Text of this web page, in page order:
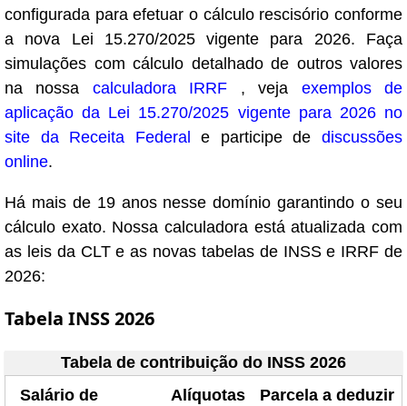
configurada para efetuar o cálculo rescisório conforme
a nova Lei 15.270/2025 vigente para 2026. Faça
simulações com cálculo detalhado de outros valores
na nossa calculadora IRRF , veja exemplos de
aplicação da Lei 15.270/2025 vigente para 2026 no
site da Receita Federal e participe dediscussões
online.
Há mais de 19 anos nesse domínio garantindo o seu
cálculo exato. Nossa calculadora está atualizada com
as leis da CLT e as novas tabelas de INSS e IRRF de
2026:
Tabela INSS 2026
Tabela de contribuição do INSS 2026
Salário de
Alíquotas
Parcela a deduzir